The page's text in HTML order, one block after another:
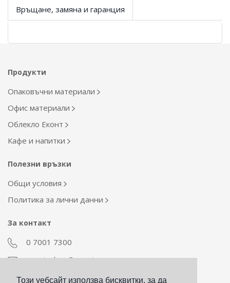
Този уебсайт използва бисквитки, за да
Връщане, замяна и гаранция
Продукти
Опаковъчни материали
Офис материали
Облекло Еконт
Кафе и напитки
Полезни връзки
Общи условия
Политика за лични данни
За контакт
0 7001 7300
econt_shop@econt.com